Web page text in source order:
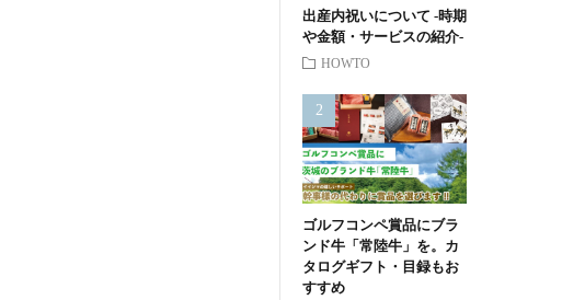
出産内祝いについて -時期
や金額・サービスの紹介-
HOWTO
ゴルフコンペ賞品にブラ
ンド牛「常陸牛」を。カ
タログギフト・目録もお
すすめ